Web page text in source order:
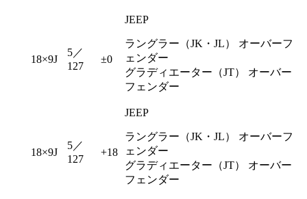
18×9J
5／
127
±0
JEEP
ラングラー（JK・JL） オーバーフ
ェンダー
グラディエーター（JT） オーバー
フェンダー
18×9J
5／
127
+18
JEEP
ラングラー（JK・JL） オーバーフ
ェンダー
グラディエーター（JT） オーバー
フェンダー